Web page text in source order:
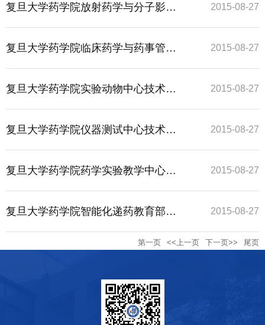
目
复旦大学药学院放射药学与分子影像
学中心技术服务项目
2015-08-27
复旦大学药学院临床药学与药事管理
学系技术服务项目
2015-08-27
复旦大学药学院实验动物中心技术服
务项目
2015-08-27
复旦大学药学院仪器测试中心技术服
务项目
2015-08-27
复旦大学药学院药学实验教学中心技
术服务项目
2015-08-27
复旦大学药学院智能化递药教育部重
点实验室技术服务项目
2015-08-27
第一页 <<上一页 下一页>> 尾页